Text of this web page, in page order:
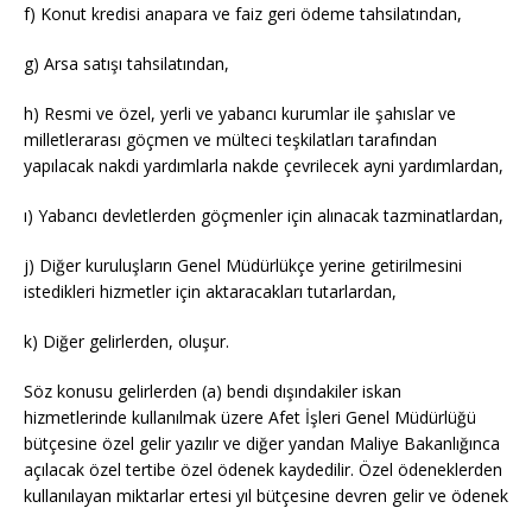
f) Konut kredisi anapara ve faiz geri ödeme tahsilatından,
g) Arsa satışı tahsilatından,
h) Resmi ve özel, yerli ve yabancı kurumlar ile şahıslar ve
milletlerarası göçmen ve mülteci teşkilatları tarafından
yapılacak nakdi yardımlarla nakde çevrilecek ayni yardımlardan,
ı) Yabancı devletlerden göçmenler için alınacak tazminatlardan,
j) Diğer kuruluşların Genel Müdürlükçe yerine getirilmesini
istedikleri hizmetler için aktaracakları tutarlardan,
k) Diğer gelirlerden, oluşur.
Söz konusu gelirlerden (a) bendi dışındakiler iskan
hizmetlerinde kullanılmak üzere Afet İşleri Genel Müdürlüğü
bütçesine özel gelir yazılır ve diğer yandan Maliye Bakanlığınca
açılacak özel tertibe özel ödenek kaydedilir. Özel ödeneklerden
kullanılayan miktarlar ertesi yıl bütçesine devren gelir ve ödenek